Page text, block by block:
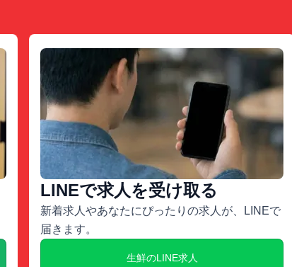
LINEで求人を受け取る
新着求人やあなたにぴったりの求人が、LINEで
届きます。
生鮮のLINE求人